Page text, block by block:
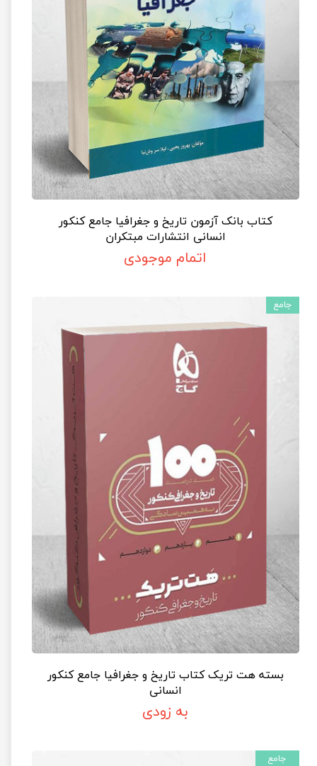
کتاب بانک آزمون تاریخ و جغرافیا جامع کنکور
انسانی انتشارات مبتکران
اتمام موجودی
بسته هت تریک کتاب تاریخ و جغرافیا جامع کنکور
انسانی
به زودی
جامع
جامع